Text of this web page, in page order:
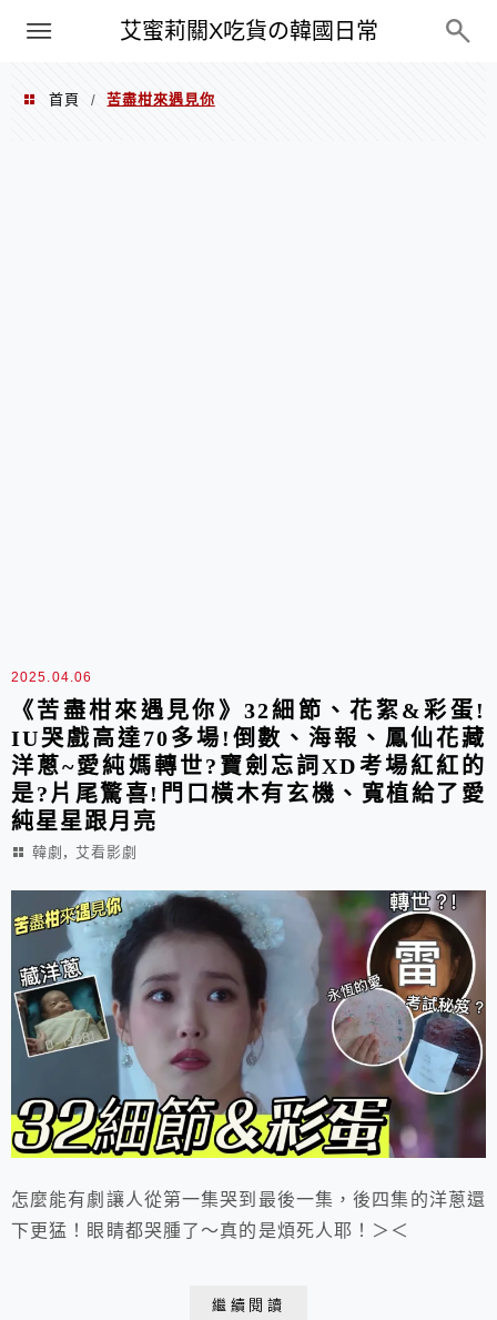
艾蜜莉關X吃貨の韓國日常
PXN
首頁 / 苦盡柑來遇見你
2025.04.06
《苦盡柑來遇見你》32細節、花絮&彩蛋!
IU哭戲高達70多場!倒數、海報、鳳仙花藏
洋蔥~愛純媽轉世?寶劍忘詞XD考場紅紅的
是?片尾驚喜!門口橫木有玄機、寬植給了愛
純星星跟月亮
韓劇 , 艾看影劇
怎麼能有劇讓人從第一集哭到最後一集，後四集的洋蔥還
下更猛！眼睛都哭腫了～真的是煩死人耶！＞＜
繼續閱讀